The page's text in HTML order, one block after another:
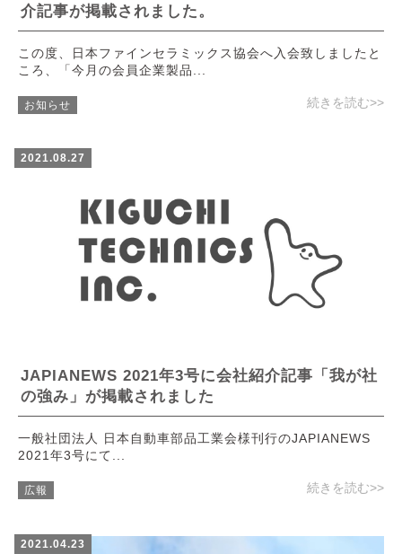
介記事が掲載されました。
この度、日本ファインセラミックス協会へ入会致しましたと
ころ、「今月の会員企業製品...
お知らせ 続きを読む>>
2021.08.27
JAPIANEWS 2021年3号に会社紹介記事「我が社
の強み」が掲載されました
一般社団法人 日本自動車部品工業会様刊行のJAPIANEWS
2021年3号にて...
広報 続きを読む>>
2021.04.23